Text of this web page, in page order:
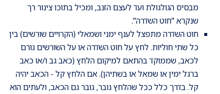
מבסיס הגולגולת ועד לעצם הזנב, ומכיל בתוכו צינור רך
שנקרא "חוט השדרה".
חוט השדרה מתפצל לענף ימני ושמאלי (הקרויים שורשים) בין
כל שתי חוליות. לחץ על חוט השדרה או על השורשים גורם
לכאב, שממוקד בהתאם למיקום הלחץ (כאב גב ו/או כאב
ברגל ימין או שמאל או בשתיהן). אם הלחץ קל - הכאב יהיה
קל. בדרך כלל ככל שהלחץ גובר, גובר גם הכאב, ולעתים הוא